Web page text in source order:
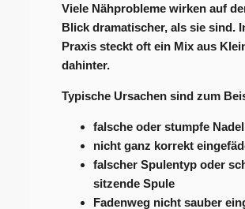
Viele Nähprobleme wirken auf
Blick dramatischer, als sie sind.
Praxis steckt oft ein Mix aus
dahinter.
Typische Ursachen sind zum
falsche oder stumpfe Nadel
nicht ganz korrekt
falscher Spulentyp oder
sitzende Spule
Fadenweg nicht sauber